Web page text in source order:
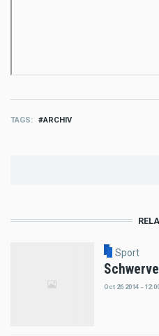
TAGS ARCHIV
Sport
Oct 26 2014 -